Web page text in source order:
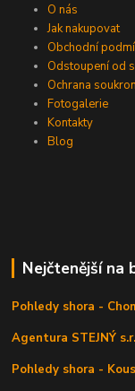
O nás
Jak nakupovat
Obchodní
Odstoupení od
Ochrana
Fotogalerie
Kontakty
Blog
Nejčtenější na
Pohledy shora -
Agentura STEJNÝ
Pohledy shora -